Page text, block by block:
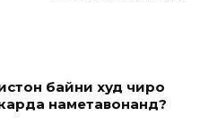
байни худ чиро
наметавонанд?